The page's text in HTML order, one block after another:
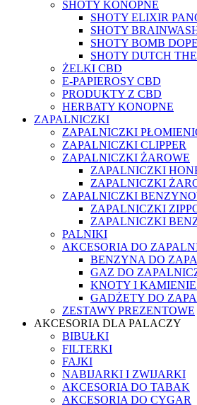
SHOTY KONOPNE
SHOTY ELIXIR
SHOTY
SHOTY BOMB DOPE
SHOTY DUTCH
ŻELKI CBD
E-PAPIEROSY CBD
PRODUKTY Z CBD
HERBATY KONOPNE
ZAPALNICZKI
ZAPALNICZKI
ZAPALNICZKI CLIPPER
ZAPALNICZKI ŻAROWE
ZAPALNICZKI
ZAPALNICZKI
ZAPALNICZKI
ZAPALNICZKI
ZAPALNICZKI
PALNIKI
AKCESORIA DO
BENZYNA DO
GAZ DO
KNOTY I
GADŻETY DO
ZESTAWY PREZENTOWE
AKCESORIA DLA PALACZY
BIBUŁKI
FILTERKI
FAJKI
NABIJARKI I ZWIJARKI
AKCESORIA DO TABAK
AKCESORIA DO CYGAR